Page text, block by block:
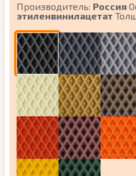
Производитель: Россия
этиленвинилацетат